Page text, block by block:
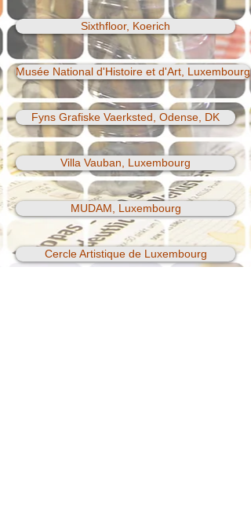
Sixthfloor, Koerich
Musée National d'Histoire et d'Art, Luxembourg
Fyns Grafiske Vaerksted, Odense, DK
Villa Vauban, Luxembourg
MUDAM, Luxembourg
Cercle Artistique de Luxembourg